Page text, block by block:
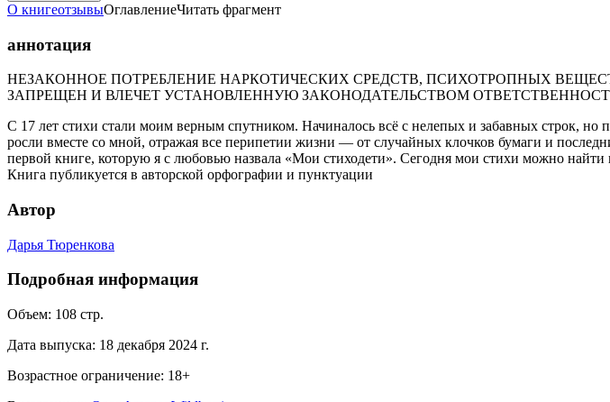
О книгеотзывыОглавлениеЧитать фрагмент
аннотация
НЕЗАКОННОЕ ПОТРЕБЛЕНИЕ НАРКОТИЧЕСКИХ СРЕДСТВ, ПСИХОТРОПНЫХ
ЗАПРЕЩЕН И ВЛЕЧЕТ УСТАНОВЛЕННУЮ ЗАКОНОДАТЕЛЬСТВОМ
С 17 лет стихи стали моим верным спутником. Начиналось всё с нелепых и забавных строк,
росли вместе со мной, отражая все перипетии жизни — от случайных клочков бумаги и
первой книге, которую я с любовью назвала «Мои стиходети». Сегодня мои стихи можно
Книга публикуется в авторской орфографии и пунктуации
Автор
Дарья Тюренкова
Подробная информация
Объем: 108 стр.
Дата выпуска: 18 декабря 2024 г.
Возрастное ограничение: 18+